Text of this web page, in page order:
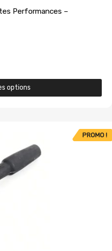
Performances –
options
PROMO !